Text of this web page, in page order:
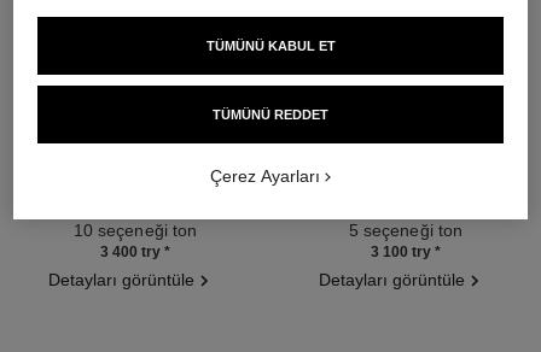
poudre universelle libre
Ref. 132210
10 seçeneği ton
3 400 try *
Detayları görüntüle
joues contraste intense
Ref. 168242
5 seçeneği ton
3 100 try *
Detayları görüntüle
TÜMÜNÜ REDDET
TÜMÜNÜ KABUL ET
Çerez Ayarları